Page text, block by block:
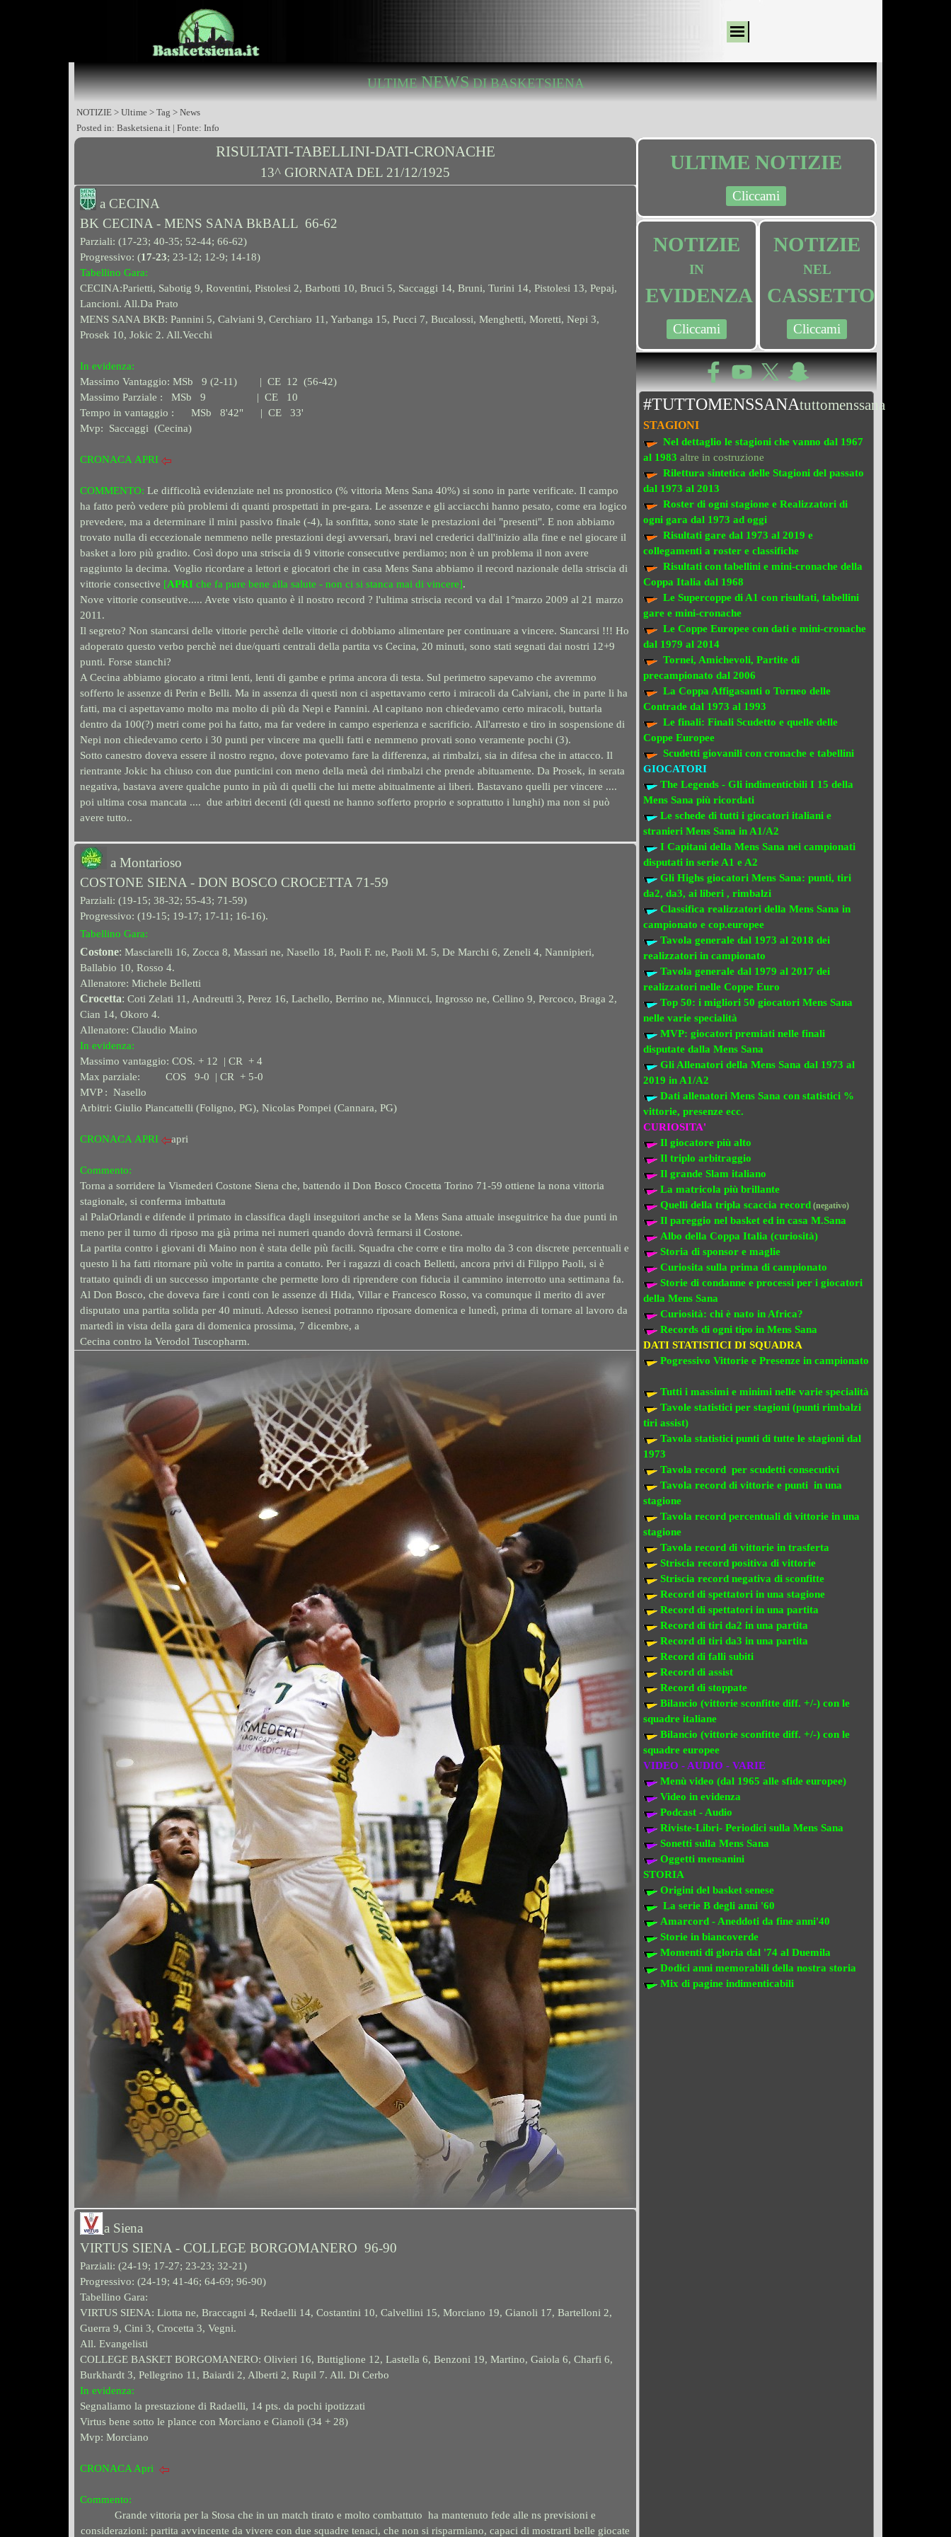
ULTIMENEWSDI BASKETSIENA
NOTIZIE > Ultime > Tag > News
Posted in: Basketsiena.it | Fonte: Info
RISULTATI-TABELLINI-DATI-CRONACHE
13^ GIORNATA DEL 21/12/1925
a CECINA
BK CECINA - MENS SANA BkBALL 66-62
Parziali: (17-23; 40-35; 52-44; 66-62)
Progressivo: (17-23; 23-12; 12-9; 14-18)
Tabellino Gara:
CECINA:Parietti, Sabotig 9, Roventini, Pistolesi 2, Barbotti 10, Bruci 5, Saccaggi 14, Bruni, Turini 14, Pistolesi 13, Pepaj,
Lancioni. All.Da Prato
MENS SANA BKB: Pannini 5, Calviani 9, Cerchiaro 11, Yarbanga 15, Pucci 7, Bucalossi, Menghetti, Moretti, Nepi 3,
Prosek 10, Jokic 2. All.Vecchi
In evidenza:
Massimo Vantaggio: MSb 9 (2-11) | CE 12 (56-42)
Massimo Parziale : MSb 9 | CE 10
Tempo in vantaggio : MSb 8'42" | CE 33'
Mvp: Saccaggi (Cecina)
CRONACA APRI
COMMENTO: Le difficoltà evidenziate nel ns pronostico (% vittoria Mens Sana 40%) si sono in parte verificate. Il campo
ha fatto però vedere più problemi di quanti prospettati in pre-gara. Le assenze e gli acciacchi hanno pesato, come era logico
prevedere, ma a determinare il mini passivo finale (-4), la sonfitta, sono state le prestazioni dei "presenti". E non abbiamo
trovato nulla di eccezionale nemmeno nelle prestazioni degi avversari, bravi nel crederici dall'inizio alla fine e nel giocare il
basket a loro più gradito. Così dopo una striscia di 9 vittorie consecutive perdiamo; non è un problema il non avere
raggiunto la decima. Voglio ricordare a lettori e giocatori che in casa Mens Sana abbiamo il record nazionale della striscia di
vittorie consective [APRI che fa pure bene alla salute - non ci si stanca mai di vincere].
Nove vittorie conseutive..... Avete visto quanto è il nostro record ? l'ultima striscia record va dal 1°marzo 2009 al 21 marzo
2011.
Il segreto? Non stancarsi delle vittorie perchè delle vittorie ci dobbiamo alimentare per continuare a vincere. Stancarsi !!! Ho
adoperato questo verbo perchè nei due/quarti centrali della partita vs Cecina, 20 minuti, sono stati segnati dai nostri 12+9
punti. Forse stanchi?
A Cecina abbiamo giocato a ritmi lenti, lenti di gambe e prima ancora di testa. Sul perimetro sapevamo che avremmo
sofferto le assenze di Perin e Belli. Ma in assenza di questi non ci aspettavamo certo i miracoli da Calviani, che in parte li ha
fatti, ma ci aspettavamo molto ma molto di più da Nepi e Pannini. Al capitano non chiedevamo certo miracoli, buttarla
dentro da 100(?) metri come poi ha fatto, ma far vedere in campo esperienza e sacrificio. All'arresto e tiro in sospensione di
Nepi non chiedevamo certo i 30 punti per vincere ma quelli fatti e nemmeno provati sono veramente pochi (3).
Sotto canestro doveva essere il nostro regno, dove potevamo fare la differenza, ai rimbalzi, sia in difesa che in attacco. Il
rientrante Jokic ha chiuso con due punticini con meno della metà dei rimbalzi che prende abituamente. Da Prosek, in serata
negativa, bastava avere qualche punto in più di quelli che lui mette abitualmente ai liberi. Bastavano quelli per vincere ....
poi ultima cosa mancata .... due arbitri decenti (di questi ne hanno sofferto proprio e soprattutto i lunghi) ma non si può
avere tutto..
a Montarioso
COSTONE SIENA - DON BOSCO CROCETTA 71-59
Parziali: (19-15; 38-32; 55-43; 71-59)
Progressivo: (19-15; 19-17; 17-11; 16-16).
Tabellino Gara:
Costone: Masciarelli 16, Zocca 8, Massari ne, Nasello 18, Paoli F. ne, Paoli M. 5, De Marchi 6, Zeneli 4, Nannipieri,
Ballabio 10, Rosso 4.
Allenatore: Michele Belletti
Crocetta: Coti Zelati 11, Andreutti 3, Perez 16, Lachello, Berrino ne, Minnucci, Ingrosso ne, Cellino 9, Percoco, Braga 2,
Cian 14, Okoro 4.
Allenatore: Claudio Maino
In evidenza:
Massimo vantaggio: COS. + 12 | CR + 4
Max parziale: COS 9-0 | CR + 5-0
MVP : Nasello
Arbitri: Giulio Piancattelli (Foligno, PG), Nicolas Pompei (Cannara, PG)
CRONACA APRI apri
Commento:
Torna a sorridere la Vismederi Costone Siena che, battendo il Don Bosco Crocetta Torino 71-59 ottiene la nona vittoria
stagionale, si conferma imbattuta
al PalaOrlandi e difende il primato in classifica dagli inseguitori anche se la Mens Sana attuale inseguitrice ha due punti in
meno per il turno di riposo ma già prima nei numeri quando dovrà fermarsi il Costone.
La partita contro i giovani di Maino non è stata delle più facili. Squadra che corre e tira molto da 3 con discrete percentuali e
questo li ha fatti ritornare più volte in partita a contatto. Per i ragazzi di coach Belletti, ancora privi di Filippo Paoli, si è
trattato quindi diun successo importante che permette loro di riprendere con fiducia il cammino interrotto una settimana fa.
Al Don Bosco, che doveva fare i conti con le assenze di Hida, Villar e Francesco Rosso, va comunque il merito di aver
disputato una partita solida per 40 minuti. Adesso isenesi potranno riposare domenica e lunedì, prima di tornare al lavoro da
martedì in vista della gara di domenica prossima, 7 dicembre, a
Cecina contro la Verodol Tuscopharm.
a Siena
VIRTUS SIENA - COLLEGE BORGOMANERO 96-90
Parziali: (24-19; 17-27; 23-23; 32-21)
Progressivo:(24-19; 41-46; 64-69; 96-90)
Tabellino Gara:
VIRTUS SIENA: Liotta ne, Braccagni 4, Redaelli 14, Costantini 10, Calvellini 15, Morciano 19, Gianoli 17, Bartelloni 2,
Guerra 9, Cini 3, Crocetta 3, Vegni.
All. Evangelisti
COLLEGE BASKET BORGOMANERO: Olivieri 16, Buttiglione 12, Lastella 6, Benzoni 19, Martino, Gaiola 6, Charfi 6,
Burkhardt 3, Pellegrino 11, Baiardi 2, Alberti 2, Rupil 7. All. Di Cerbo
In evidenza:
Segnaliamo la prestazione di Radaelli, 14 pts. da pochi ipotizzati
Virtus bene sotto le plance con Morciano e Gianoli (34 + 28)
Mvp: Morciano
CRONACA Apri
Commento:
Grande vittoria per la Stosa che in un match tirato e molto combattuto ha mantenuto fede alle ns previsioni e
considerazioni: partita avvincente da vivere con due squadre tenaci, che non si risparmiano, capaci di mostrarti belle giocate
ULTIME NOTIZIE
Cliccami
NOTIZIE
IN
EVIDENZA
Cliccami
NOTIZIE
NEL
CASSETTO
Cliccami
#TUTTOMENSSANAtuttomenssana
STAGIONI
Nel dettaglio le stagioni che vanno dal 1967
al 1983 altre in costruzione
Rilettura sintetica delle Stagioni del passato
dal 1973 al 2013
Roster di ogni stagione e Realizzatori di
ogni gara dal 1973 ad oggi
Risultati gare dal 1973 al 2019 e
collegamenti a roster e classifiche
Risultati con tabellini e mini-cronachedella
Coppa Italia dal 1968
Le Supercoppe di A1 con risultati, tabellini
gare e mini-cronache
Le Coppe Europee con dati e mini-cronache
dal 1979 al 2014
Tornei, Amichevoli, Partite di
precampionato dal 2006
La Coppa Affigasanti o Torneo delle
Contradedal 1973 al 1993
Le finali: Finali Scudetto e quelle delle
Coppe Europee
Scudetti giovanili con cronache e tabellini
GIOCATORI
The Legends - Gli indimenticbili I 15 della
Mens Sana più ricordati
Le schede di tutti i giocatori italiani e
stranieri Mens Sana in A1/A2
I Capitani della Mens Sana nei campionati
disputati in serie A1 e A2
Gli Highs giocatori Mens Sana: punti, tiri
da2, da3, ai liberi , rimbalzi
Classifica realizzatori della Mens Sana in
campionato e cop.europee
Tavola generale dal 1973 al 2018 dei
realizzatori in campionato
Tavola generale dal 1979 al 2017 dei
realizzatorinelle Coppe Euro
Top 50: i migliori 50 giocatori Mens Sana
nelle varie specialità
MVP: giocatori premiati nelle finali
disputate dalla Mens Sana
Gli Allenatori della Mens Sana dal 1973 al
2019 in A1/A2
Dati allenatori Mens Sana con statistici %
vittorie, presenze ecc.
CURIOSITA'
Il giocatore più alto
Il triplo arbitraggio
Il grande Slam italiano
La matricola più brillante
Quelli della tripla scaccia record (negativo)
Il pareggio nel basket ed in casa M.Sana
Albo della Coppa Italia (curiosità)
Storia di sponsor e maglie
Curiosita sulla prima di campionato
Storie di condanne e processi per i giocatori
della Mens Sana
Curiosità: chi è nato in Africa?
Records di ogni tipo in Mens Sana
DATI STATISTICI DI SQUADRA
Pogressivo Vittorie e Presenze in campionato
Tutti i massimi e minimi nelle varie specialità
Tavole statistici per stagioni (punti rimbalzi
tiri assist)
Tavola statistici punti di tutte le stagioni dal
1973
Tavola record per scudetti consecutivi
Tavola record di vittorie e punti in una
stagione
Tavola record percentuali di vittorie in una
stagione
Tavola record di vittorie in trasferta
Striscia record positiva di vittorie
Striscia record negativa di sconfitte
Record di spettatori in una stagione
Record di spettatori in una partita
Record di tiri da2 in una partita
Record di tiri da3 in una partita
Record di falli subiti
Record di assist
Record di stoppate
Bilancio (vittorie sconfitte diff. +/-) con le
squadre italiane
Bilancio (vittorie sconfitte diff. +/-) con le
squadre europee
VIDEO - AUDIO - VARIE
Menù video (dal 1965 alle sfide europee)
Video in evidenza
Podcast - Audio
Riviste-Libri- Periodici sulla Mens Sana
Sonetti sulla Mens Sana
Oggetti mensanini
STORIA
Origini del basket senese
La serie B degli anni '60
Amarcord - Aneddoti da fine anni'40
Storie in biancoverde
Momenti di gloria dal '74 al Duemila
Dodici anni memorabili della nostra storia
Mix di pagine indimenticabili